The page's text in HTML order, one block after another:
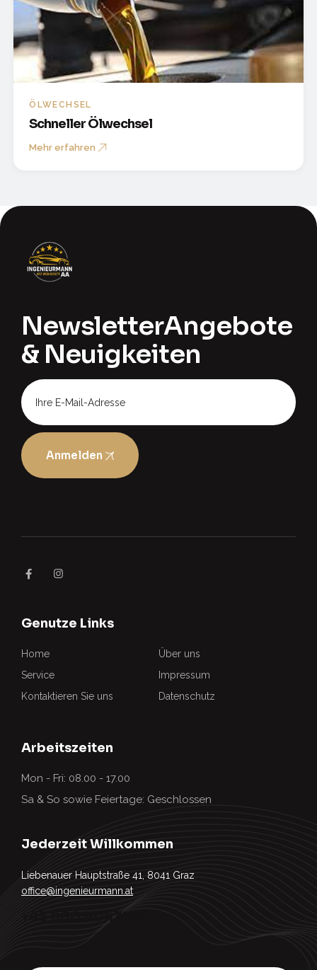
ÖLWECHSEL
Schneller Ölwechsel
Mehr erfahren
NewsletterAngebote
& Neuigkeiten
Anmelden
Genutze Links
Home
Über uns
Service
Impressum
Kontaktieren Sie uns
Datenschutz
Arbeitszeiten
Mon - Fri: 08.00 - 17.00
Sa & So sowie Feiertage: Geschlossen
Jederzeit Willkommen
+43 660 8043720
office@ingenieurmann.at
Liebenauer Hauptstraße 41, 8041 Graz